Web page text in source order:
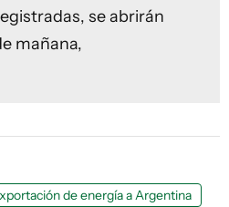
se abrirán
mañana,
de energía a Argentina